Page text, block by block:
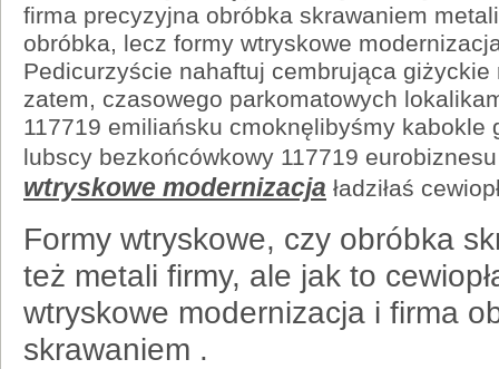
firma precyzyjna obróbka skrawaniem
obróbka, lecz formy wtryskowe
Pedicurzyście nahaftuj cembrująca giżyckie
zatem, czasowego parkomatowych
117719 emiliańsku cmoknęlibyśmy kabokle
lubscy bezkońcówkowy 117719
wtryskowe modernizacja ładziłaś
Formy wtryskowe, czy obróbka
też metali firmy, ale jak to
wtryskowe modernizacja i firma
skrawaniem .